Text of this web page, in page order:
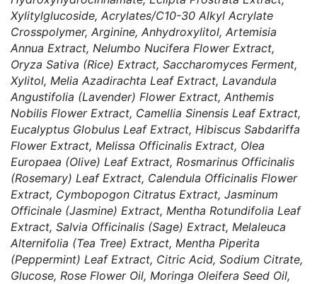
Xylitylglucoside, Acrylates/C10-30 Alkyl Acrylate
Crosspolymer, Arginine, Anhydroxylitol, Artemisia
Annua Extract, Nelumbo Nucifera Flower Extract,
Oryza Sativa (Rice) Extract, Saccharomyces Ferment,
Xylitol, Melia Azadirachta Leaf Extract, Lavandula
Angustifolia (Lavender) Flower Extract, Anthemis
Nobilis Flower Extract, Camellia Sinensis Leaf Extract,
Eucalyptus Globulus Leaf Extract, Hibiscus Sabdariffa
Flower Extract, Melissa Officinalis Extract, Olea
Europaea (Olive) Leaf Extract, Rosmarinus Officinalis
(Rosemary) Leaf Extract, Calendula Officinalis Flower
Extract, Cymbopogon Citratus Extract, Jasminum
Officinale (Jasmine) Extract, Mentha Rotundifolia Leaf
Extract, Salvia Officinalis (Sage) Extract, Melaleuca
Alternifolia (Tea Tree) Extract, Mentha Piperita
(Peppermint) Leaf Extract, Citric Acid, Sodium Citrate,
Glucose, Rose Flower Oil, Moringa Oleifera Seed Oil,